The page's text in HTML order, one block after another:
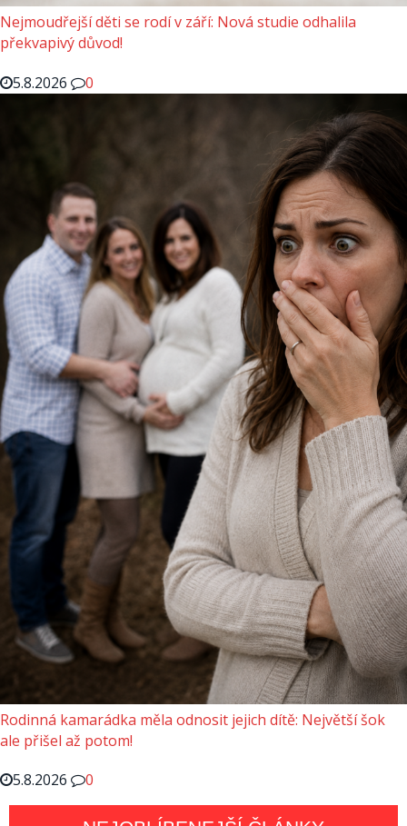
Nejmoudřejší děti se rodí v září: Nová studie odhalila
překvapivý důvod!
5.8.2026
0
Rodinná kamarádka měla odnosit jejich dítě: Největší šok
ale přišel až potom!
5.8.2026
0